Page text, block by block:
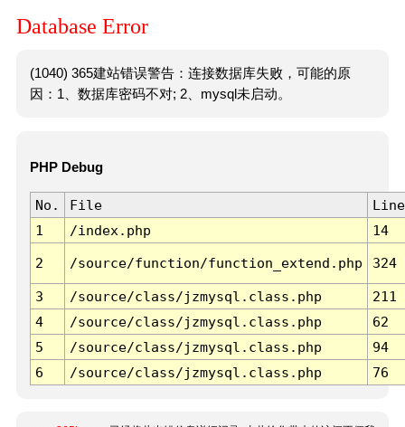
Database Error
(1040) 365建站错误警告：连接数据库失败，可能的原
因：1、数据库密码不对; 2、mysql未启动。
PHP Debug
No. File
Line
1
/index.php 14
2 /source/function/function_extend.php 324
3 /source/class/jzmysql.class.php
211
4
/source/class/jzmysql.class.php
62
5
/source/class/jzmysql.class.php
94
6
/source/class/jzmysql.class.php 76